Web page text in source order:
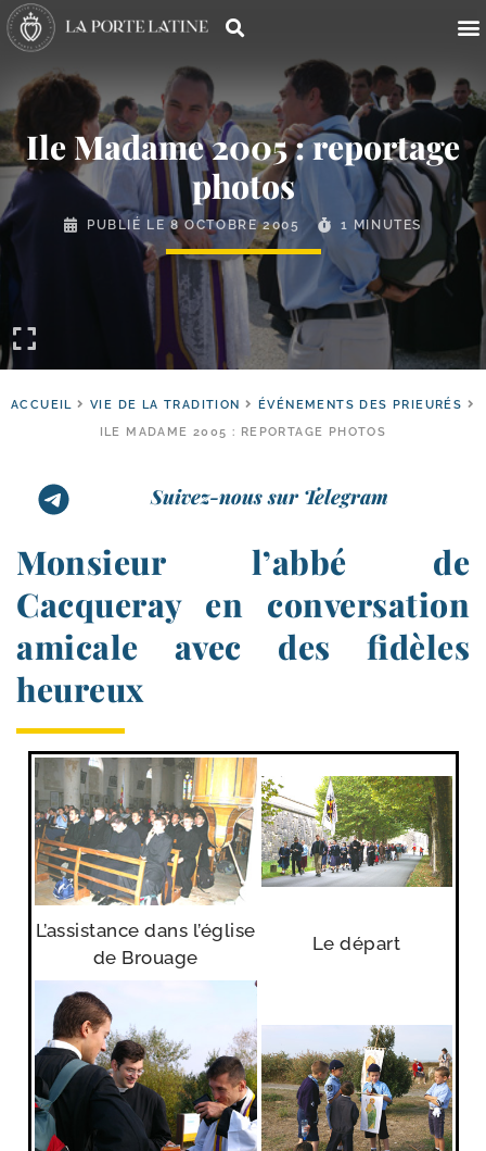
Ile Madame 2005 : reportage
photos
PUBLIÉ LE8 OCTOBRE 2005 1 MINUTES
ACCUEIL VIE DE LA TRADITION
ÉVÉNEMENTS DES PRIEURÉS
ILE MADAME 2005 : REPORTAGE PHOTOS
Suivez-nous sur Telegram
Monsieur l’abbé de
Cacqueray en conversation
amicale avec des fidèles
heureux
L’assistance dans l’é­glise
de Brouage
Le départ